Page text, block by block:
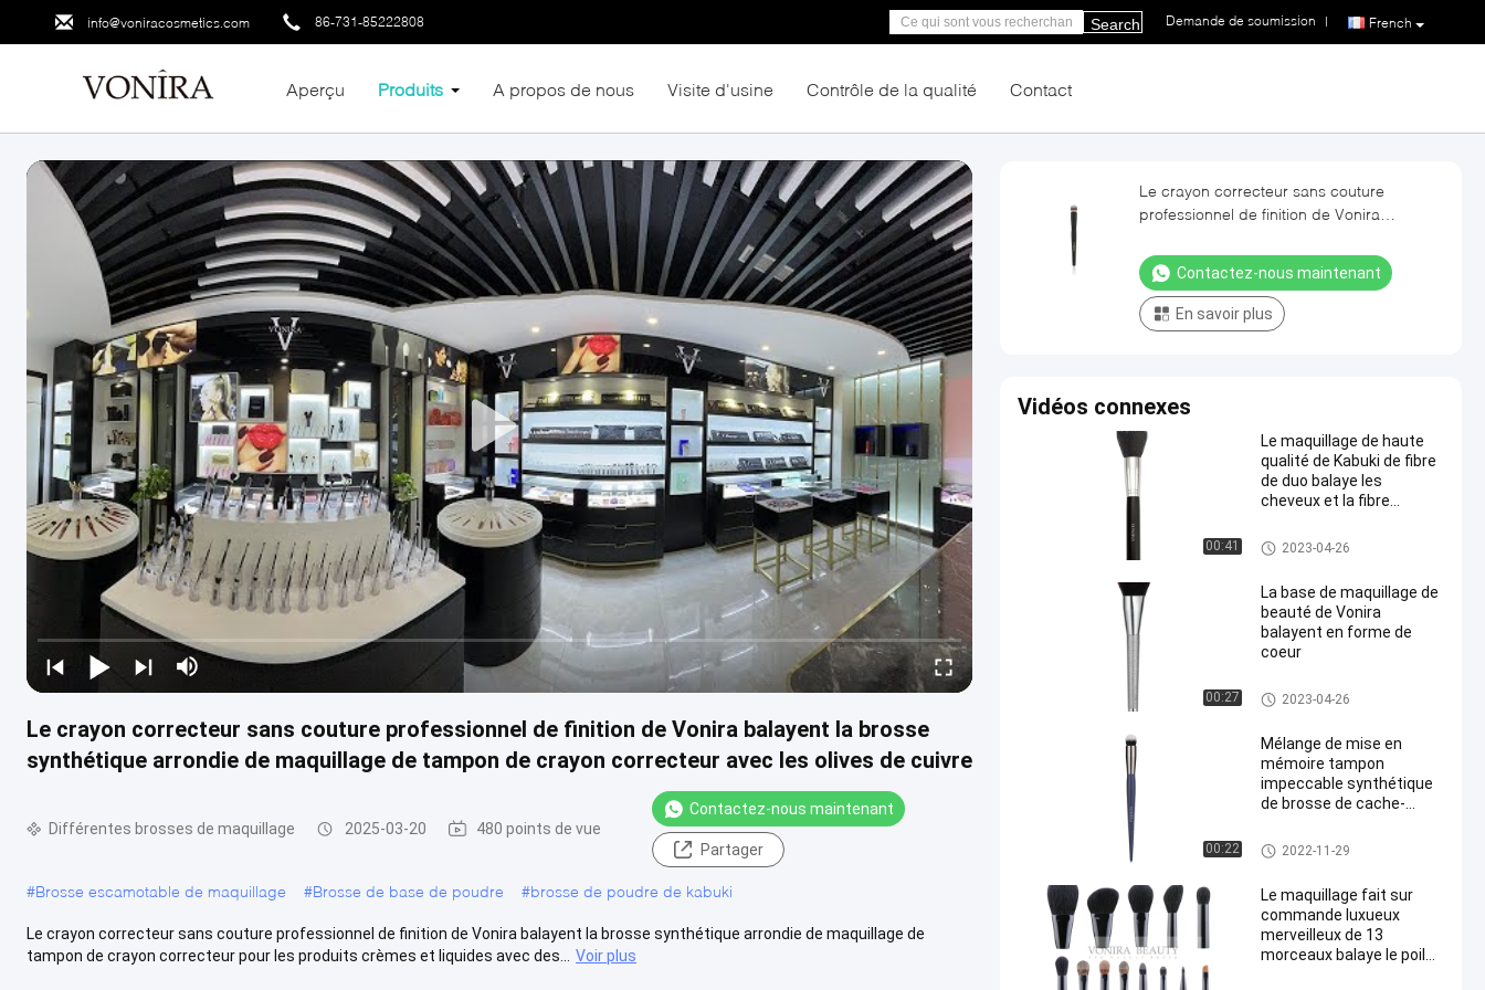
info@voniracosmetics.com 86-731-85222808 French
Demande de soumission |
Search
Aperçu Produits A propos de nous Visite d'usine Contrôle de la qualité Contact
Le crayon correcteur sans couture professionnel de finition de Vonira balayent la brosse
synthétique arrondie de maquillage de tampon de crayon correcteur avec les olives de cuivre
Différentes brosses de maquillage 2025-03-20 480 points de vue
Contactez-nous maintenant
Partager
#Brosse escamotable de maquillage #Brosse de base de poudre #brosse de poudre de kabuki
Le crayon correcteur sans couture professionnel de finition de Vonira balayent la brosse synthétique arrondie de maquillage de
tampon de crayon correcteur pour les produits crèmes et liquides avec des...
Voir plus
Le crayon correcteur sans couture
professionnel de finition de Vonira
maquillage de tampon de crayon
correcteur avec les olives de cuivre
Contactez-nous maintenant
En savoir plus
Vidéos connexes
00:41
Le maquillage de haute
qualité de Kabuki de fibre
de duo balaye les
cheveux et la fibre
chèvre
Brosses de haute qualité de m
aquillage
2023-04-26
00:27
La base de maquillage de
beauté de Vonira
balayent en forme de
coeur
Différentes brosses de maquill
age
2023-04-26
00:22
Mélange de mise en
mémoire tampon
impeccable synthétique
de brosse de cache-
commande de marque de
distributeur
Différentes brosses de maquill
age
2022-11-29
Le maquillage fait sur
commande luxueux
merveilleux de 13
morceaux balaye le poil